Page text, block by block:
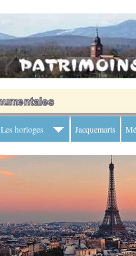
Les horloges Jacquemarts